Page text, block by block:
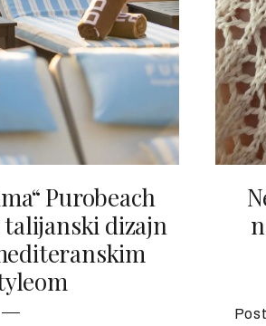
Purobeach
talijanski dizajn